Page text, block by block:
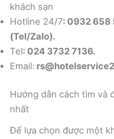
khách sạn
Hotline 24/7: 0932 658
(Tel/Zalo).
Tel: 024 3732 7136.
Email:
Hướng dẫn cách tìm và
nhất
Để lựa chọn được một